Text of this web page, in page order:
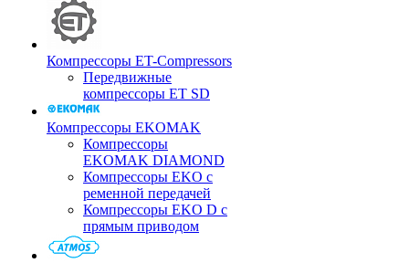
Компрессоры ET-Compressors
Передвижные
компрессоры ET SD
Компрессоры EKOMAK
Компрессоры
EKOMAK DIAMOND
Компрессоры EKO c
ременной передачей
Компрессоры EKO D с
прямым приводом